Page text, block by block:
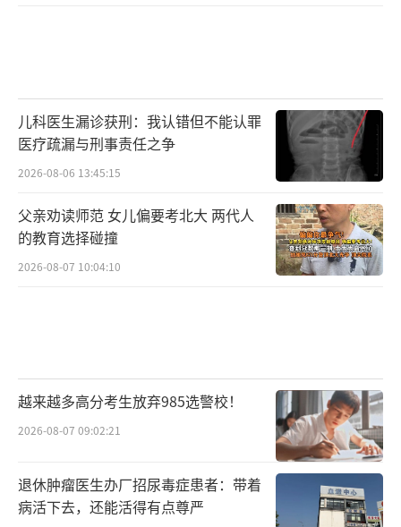
儿科医生漏诊获刑：我认错但不能认罪
医疗疏漏与刑事责任之争
2026-08-06 13:45:15
父亲劝读师范 女儿偏要考北大 两代人
的教育选择碰撞
2026-08-07 10:04:10
越来越多高分考生放弃985选警校！
2026-08-07 09:02:21
退休肿瘤医生办厂招尿毒症患者：带着
病活下去，还能活得有点尊严